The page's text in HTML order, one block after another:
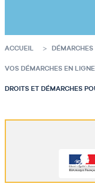
ACCUEIL
VOS DÉMARCHES EN LIGNE
DROITS ET DÉMARCHES